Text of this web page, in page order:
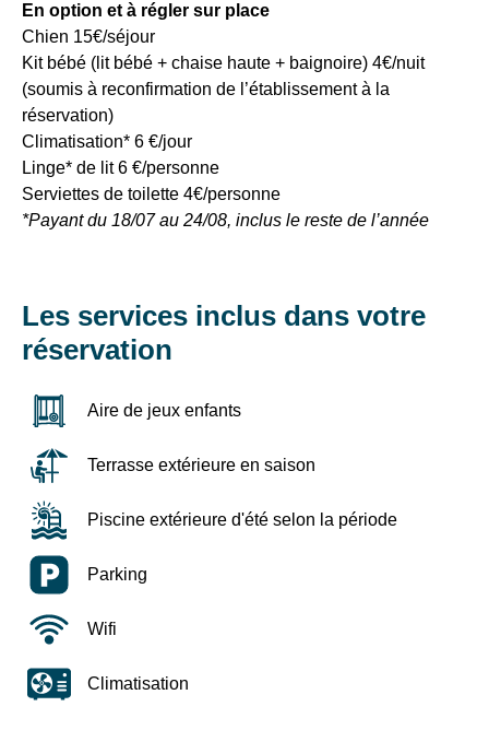
nuits
minimum.
-30%
pour
les
séjours
du
au
14/09
01/11
18/04
au
04/05 :
-15%,
au
prorata).
Séjour
nuits
minimum.
En option et à régler sur place
Chien 15€/séjour
Kit bébé (lit bébé + chaise haute + baignoire) 4€/nuit
(soumis à reconfirmation de l’établissement à la
réservation)
Climatisation* 6 €/jour
Linge* de lit 6 €/personne
Serviettes de toilette 4€/personne
*Payant du 18/07 au 24/08, inclus le reste de l’année
Les services inclus dans votre
réservation
Aire de jeux enfants
Terrasse extérieure en saison
Piscine extérieure d'été selon la période
Parking
Wifi
Climatisation
VTF.
Vous
pouvez
vous
désinscrire
moment
à
l’aide
désinscription
ou
en
à
contact-
vacances.com.
Plus
d’info
sur
politique
de
confidentialité
sur
page
mentions